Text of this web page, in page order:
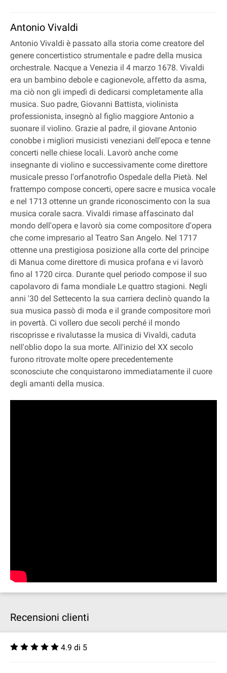
Antonio Vivaldi
Antonio Vivaldi è passato alla storia come creatore del
genere concertistico strumentale e padre della musica
orchestrale. Nacque a Venezia il 4 marzo 1678. Vivaldi
era un bambino debole e cagionevole, affetto da asma,
ma ciò non gli impedì di dedicarsi completamente alla
musica. Suo padre, Giovanni Battista, violinista
professionista, insegnò al figlio maggiore Antonio a
suonare il violino. Grazie al padre, il giovane Antonio
conobbe i migliori musicisti veneziani dell'epoca e tenne
concerti nelle chiese locali. Lavorò anche come
insegnante di violino e successivamente come direttore
musicale presso l'orfanotrofio Ospedale della Pietà. Nel
frattempo compose concerti, opere sacre e musica vocale
e nel 1713 ottenne un grande riconoscimento con la sua
musica corale sacra. Vivaldi rimase affascinato dal
mondo dell'opera e lavorò sia come compositore d'opera
che come impresario al Teatro San Angelo. Nel 1717
ottenne una prestigiosa posizione alla corte del principe
di Manua come direttore di musica profana e vi lavorò
fino al 1720 circa. Durante quel periodo compose il suo
capolavoro di fama mondiale Le quattro stagioni. Negli
anni '30 del Settecento la sua carriera declinò quando la
sua musica passò di moda e il grande compositore morì
in povertà. Ci vollero due secoli perché il mondo
riscoprisse e rivalutasse la musica di Vivaldi, caduta
nell'oblio dopo la sua morte. All'inizio del XX secolo
furono ritrovate molte opere precedentemente
sconosciute che conquistarono immediatamente il cuore
degli amanti della musica.
Recensioni clienti
4.9 di 5